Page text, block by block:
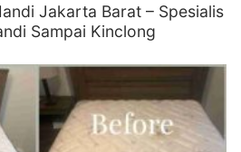
Jakarta Barat – Spesialis
Sampai Kinclong